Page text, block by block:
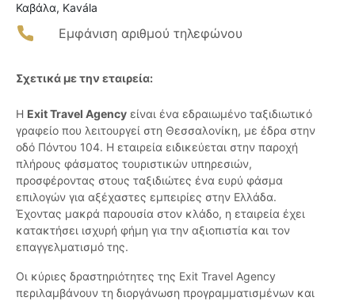
Καβάλα, Kavála
Εμφάνιση αριθμού τηλεφώνου
Σχετικά με την εταιρεία:
Η Exit Travel Agency είναι ένα εδραιωμένο ταξιδιωτικό
γραφείο που λειτουργεί στη Θεσσαλονίκη, με έδρα στην
οδό Πόντου 104. Η εταιρεία ειδικεύεται στην παροχή
πλήρους φάσματος τουριστικών υπηρεσιών,
προσφέροντας στους ταξιδιώτες ένα ευρύ φάσμα
επιλογών για αξέχαστες εμπειρίες στην Ελλάδα.
Έχοντας μακρά παρουσία στον κλάδο, η εταιρεία έχει
κατακτήσει ισχυρή φήμη για την αξιοπιστία και τον
επαγγελματισμό της.
Οι κύριες δραστηριότητες της Exit Travel Agency
περιλαμβάνουν τη διοργάνωση προγραμματισμένων και